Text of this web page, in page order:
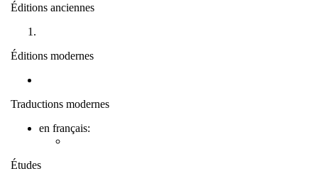
Éditions anciennes
Éditions modernes
Traductions modernes
en français:
Études